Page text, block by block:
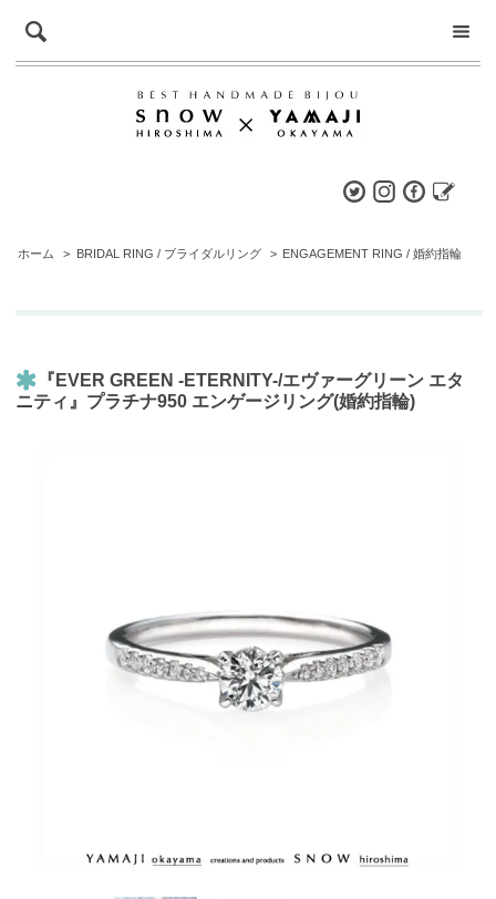
ホーム > BRIDAL RING / ブライダルリング > ENGAGEMENT RING / 婚約指輪
『EVER GREEN -ETERNITY-/エヴァーグリーン エタ
ニティ』プラチナ950 エンゲージリング(婚約指輪)